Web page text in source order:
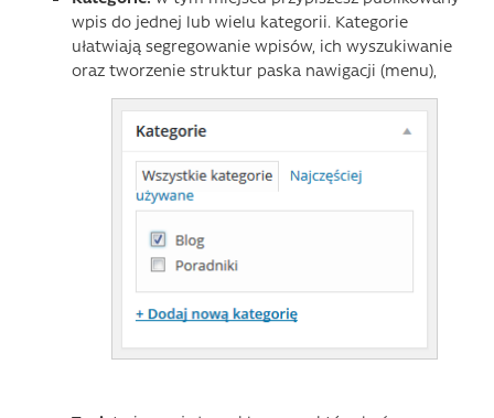
wpis do jednej lub wielu kategorii. Kategorie
ułatwiają segregowanie wpisów, ich wyszukiwanie
oraz tworzenie struktur paska nawigacji (menu),